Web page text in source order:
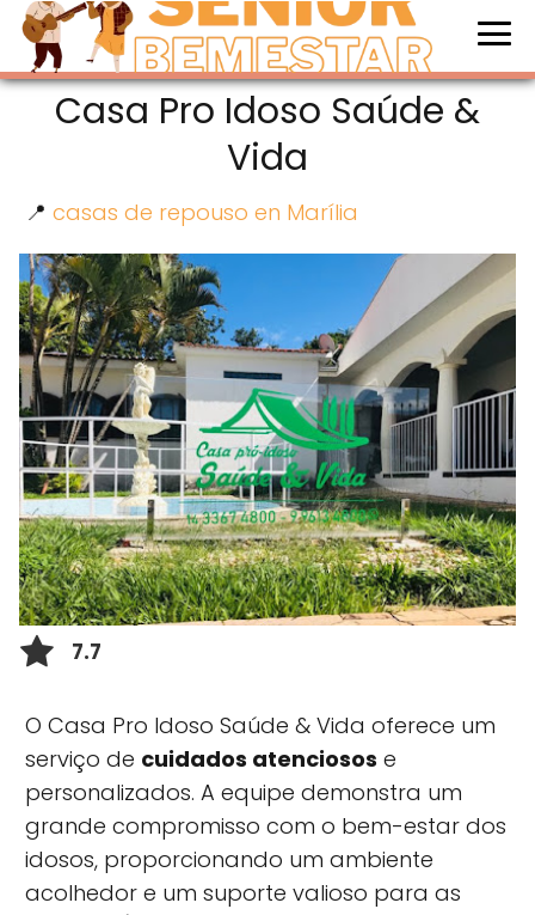
Casa Pro Idoso Saúde &
Vida
📍 casas de repouso en Marília
7.7
O Casa Pro Idoso Saúde & Vida oferece um
serviço de cuidados atenciosos e
personalizados. A equipe demonstra um
grande compromisso com o bem-estar dos
idosos, proporcionando um ambiente
acolhedor e um suporte valioso para as